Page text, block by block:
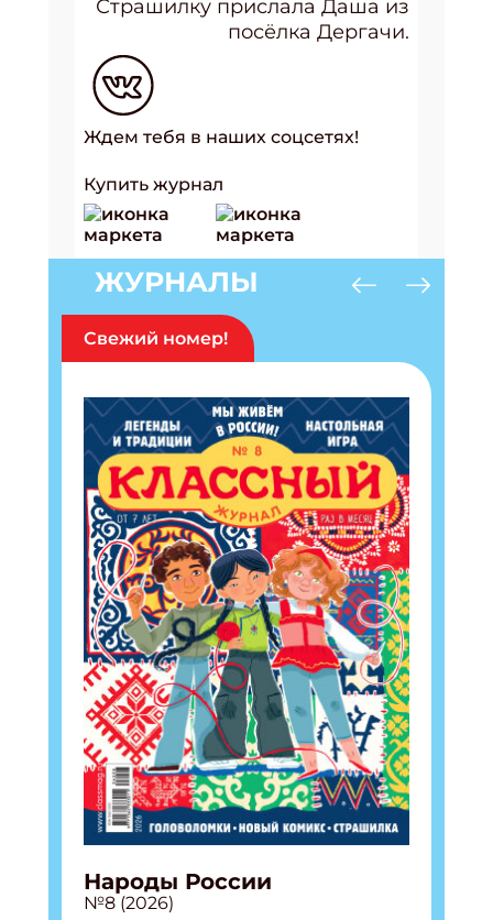
Страшилку прислала Даша из
посёлка Дергачи.
Ждем тебя в наших соцсетях!
Купить журнал
ЖУРНАЛЫ
Свежий номер!
Народы России
№8 (2026)